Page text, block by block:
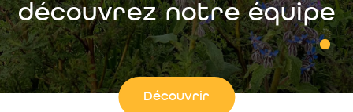
découvrez notre équipe
Découvrir